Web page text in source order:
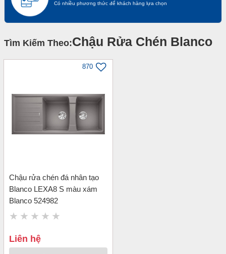
Có nhiều phương thức để khách hàng lựa chọn
Tìm Kiếm Theo:Chậu Rửa Chén Blanco
870
Chậu rửa chén đá nhân tạo
Blanco LEXA8 S màu xám
Blanco 524982
Liên hệ